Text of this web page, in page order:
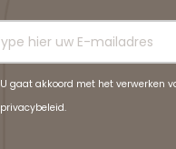
U gaat akkoord met het verwerken
privacybeleid.